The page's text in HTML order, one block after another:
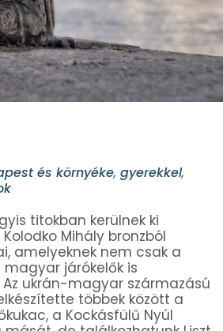
és környéke, gyerekkel,
titokban kerülnek ki
Mihály bronzból
amelyeknek nem csak a
járókelők is
ukrán-magyar származású
többek között a
a Kockásfülű Nyúl